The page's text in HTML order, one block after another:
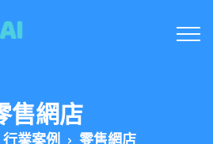
售網店
行業案例 零售網店